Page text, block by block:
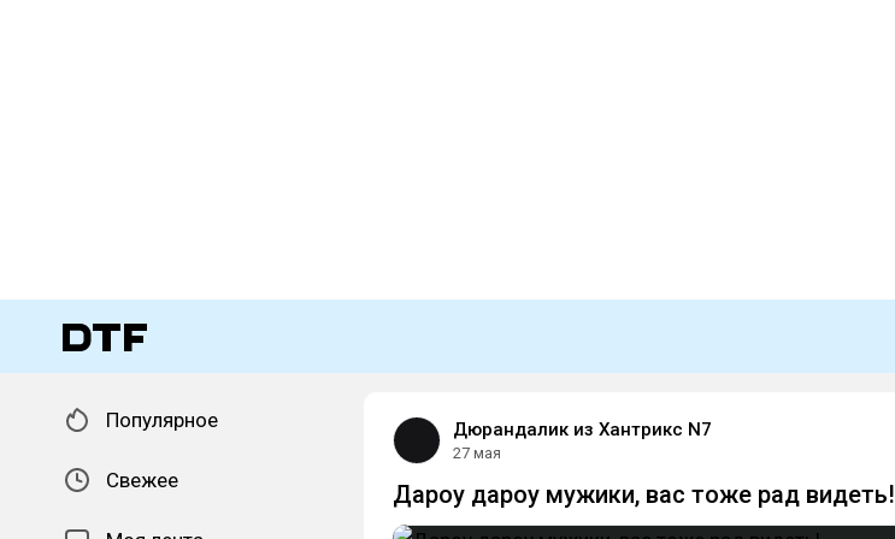
Популярное
Свежее
Дюрандалик из Хантрикс N7
27 мая
Дароу дароу мужики, вас тоже рад видеть!